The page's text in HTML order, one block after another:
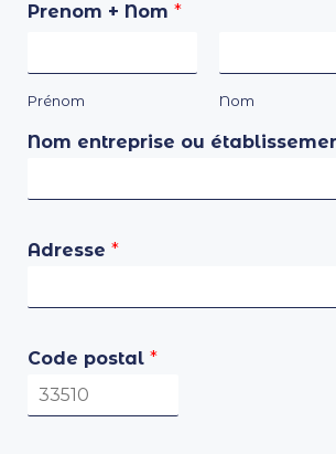
Prenom + Nom*
Prénom Nom
Nom entreprise ou
Adresse*
Code postal*